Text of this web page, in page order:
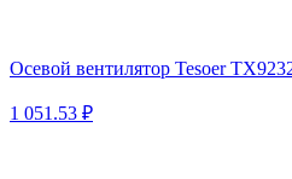
Осевой вентилятор Tesoer
1 051.53 ₽